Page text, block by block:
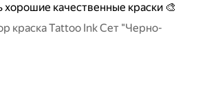
хорошие качественные краски 🎨
краска Tattoo Ink Сет "Черно-